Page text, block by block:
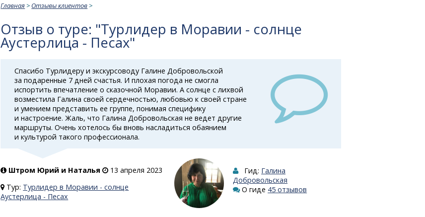
Главная > Отзывы клиентов >
Отзыв о туре: "Турлидер в Моравии - солнце
Аустерлица - Песах"
Спасибо Турлидеру и экскурсоводу Галине Добровольской
за подаренные 7 дней счастья. И плохая погода не смогла
испортить впечатление о сказочной Моравии. А солнце с лихвой
возместила Галина своей сердечностью, любовью к своей стране
и умением представить ее группе, понимая специфику
и настроение. Жаль, что Галина Добровольская не ведет другие
маршруты. Очень хотелось бы вновь насладиться обаянием
и культурой такого профессионала.
Штром Юрий и Наталья
13 апреля 2023
Тур: Турлидер в Моравии - солнце
Аустерлица - Песах
Гид: Галина
Добровольская
О гиде 45 отзывов